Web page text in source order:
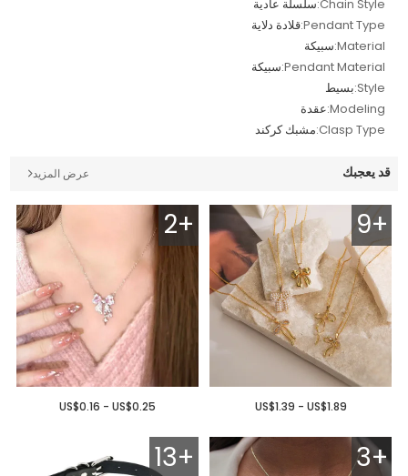
Chain Style: سلسلة عادية
Pendant Type:قلادة دلاية
Material: سبيكة
Pendant Material: سبيكة
Style: بسيط
Modeling: عقدة
Clasp Type: مشبك كركند
قد يعجبك عرض المزيد
9+
US$1.39 - US$1.89
2+
US$0.16 - US$0.25
3+
13+